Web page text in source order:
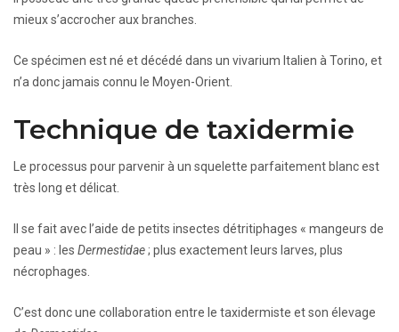
mieux s’accrocher aux branches.
Ce spécimen est né et décédé dans un vivarium Italien à Torino, et
n’a donc jamais connu le Moyen-Orient.
Technique de taxidermie
Le processus pour parvenir à un squelette parfaitement blanc est
très long et délicat.
Il se fait avec l’aide de petits insectes détritiphages « mangeurs de
peau » : les Dermestidae; plus exactement leurs larves, plus
nécrophages.
C’est donc une collaboration entre le taxidermiste et son élevage